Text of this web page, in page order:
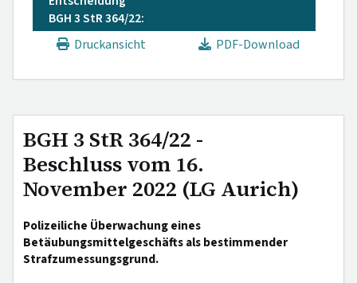
BGH 3 StR 364/22:
Druckansicht
PDF-Download
BGH 3 StR 364/22 -
Beschluss vom 16.
November 2022 (LG Aurich)
Polizeiliche Überwachung eines
Betäubungsmittelgeschäfts als bestimmender
Strafzumessungsgrund.